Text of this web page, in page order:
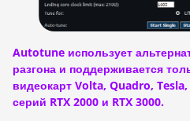
Autotune использует
разгона и поддерживается
видеокарт Volta, Quadro, Tesla,
серий RTX 2000 и RTX 3000.